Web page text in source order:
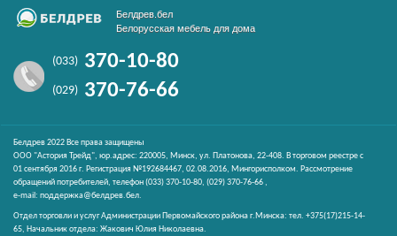
Белдрев.бел
Белорусская мебель для дома
(033) 370-10-80
(029) 370-76-66
Белдрев 2022 Все права защищены
ООО "Астория Трейд", юр.адрес: 220005, Минск, ул. Платонова, 22-408. В торговом реестре с
01 сентября 2016 г. Регистрация №192684467, 02.08.2016, Мингорисполком. Рассмотрение
обращений потребителей, телефон(033)370-10-80, (029)370-76-66 ,
e-mail: поддержка@белдрев.бел.
Отдел торговли и услуг Администрации Первомайского района г.Минска: тел. +375(17)215-14-
65, Начальник отдела: Жакович Юлия Николаевна.